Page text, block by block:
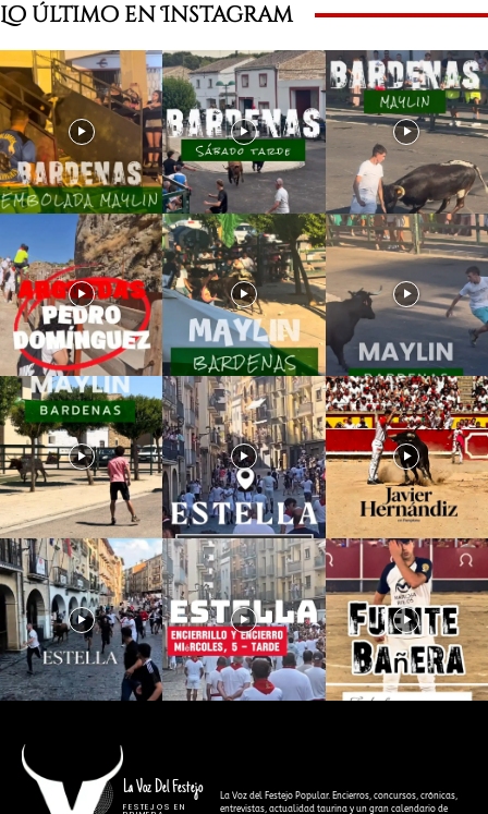
Lo último en Instagram
La Voz Del Festejo
FESTEJOS EN
La Voz del Festejo Popular. Encierros, concursos, crónicas,
entrevistas, actualidad taurina y un gran calendario de